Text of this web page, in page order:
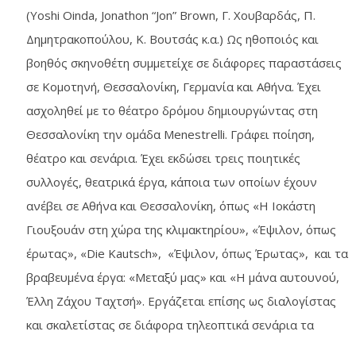
(Yoshi Oinda, Jonathon “Jon” Brown, Γ. Χουβαρδάς, Π.
Δημητρακοπούλου, Κ. Βουτσάς κ.α.) Ως ηθοποιός και
βοηθός σκηνοθέτη συμμετείχε σε διάφορες παραστάσεις
σε Κομοτηνή, Θεσσαλονίκη, Γερμανία και Αθήνα. Έχει
ασχοληθεί με το θέατρο δρόμου δημιουργώντας στη
Θεσσαλονίκη την ομάδα Menestrelli. Γράφει ποίηση,
θέατρο και σενάρια. Έχει εκδώσει τρεις ποιητικές
συλλογές, θεατρικά έργα, κάποια των οποίων έχουν
ανέβει σε Αθήνα και Θεσσαλονίκη, όπως «Η Ιοκάστη
Γιουξουάν στη χώρα της κλιμακτηρίου», «Έψιλον, όπως
έρωτας», «Die Kautsch», «Έψιλον, όπως Έρωτας», και τα
βραβευμένα έργα: «Μεταξύ μας» και «Η μάνα αυτουνού,
Έλλη Ζάχου Ταχτσή». Εργάζεται επίσης ως διαλογίστας
και σκαλετίστας σε διάφορα τηλεοπτικά σενάρια τα